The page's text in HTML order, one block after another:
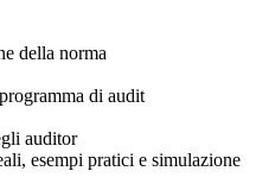
della norma
di audit
auditor
esempi pratici e simulazione